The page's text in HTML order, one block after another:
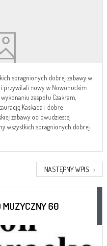
spragnionych dobrej zabawy w
przywitali nowy w Nowohuckim
zespołu Czakram,
Kaskada i dobre
zabawy od dwudziestej
wszystkich spragnionych dobrej
NASTĘPNY WPIS ›
MUZYCZNY 60